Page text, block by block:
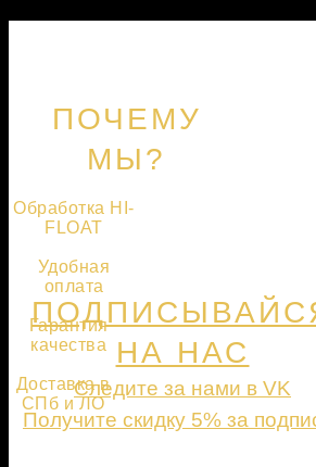
ПОЧЕМУ
МЫ?
Обработка HI-
FLOAT
Удобная
оплата
Гарантия
качества
Доставка в
СПб и ЛО
НА НАС
Следите за нами в VK
Получите скидку 5% за